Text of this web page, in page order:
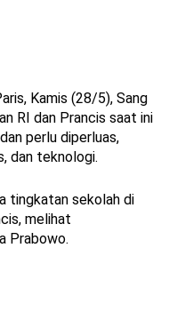
Kamis (28/5), Sang
RI dan Prancis saat ini
perlu diperluas,
dan teknologi.
tingkatan sekolah di
melihat
Prabowo.